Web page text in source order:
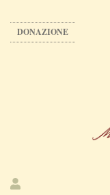
contenuto
DONAZIONE